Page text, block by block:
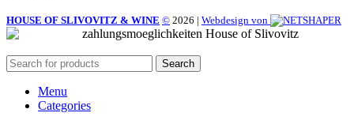
HOUSE OF SLIVOVITZ & WINE © 2026 | Webdesign von
Search
Menu
Categories